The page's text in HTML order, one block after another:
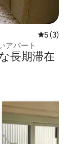
レビュー
5 (3)
アパート
長⁠期⁠滞⁠在